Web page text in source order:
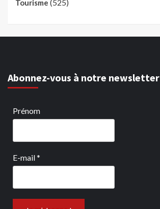
Tourisme (525)
Abonnez-vous à notre newsletter
Prénom
E-mail*